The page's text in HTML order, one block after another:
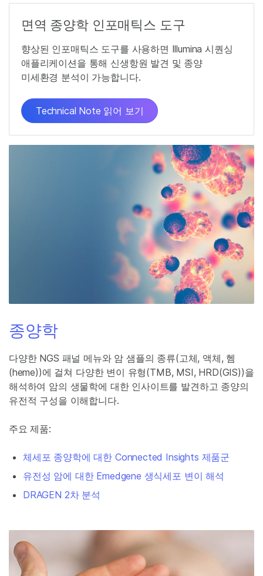
면역 종양학 인포매틱스 도구
향상된 인포매틱스 도구를 사용하면 Illumina 시퀀싱
애플리케이션을 통해 신생항원 발견 및 종양
미세환경 분석이 가능합니다.
Technical Note 읽어 보기
종양학
다양한 NGS 패널 메뉴와 암 샘플의 종류(고체, 액체, 헴
(heme))에 걸쳐 다양한 변이 유형(TMB, MSI, HRD(GIS))을
해석하여 암의 생물학에 대한 인사이트를 발견하고 종양의
유전적 구성을 이해합니다.
주요 제품:
체세포 종양학에 대한 Connected Insights 제품군
유전성 암에 대한 Emedgene 생식세포 변이 해석
DRAGEN 2차 분석